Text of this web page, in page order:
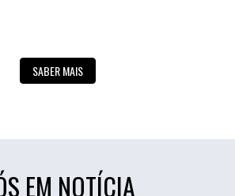
SABER MAIS
EM NOTÍCIA